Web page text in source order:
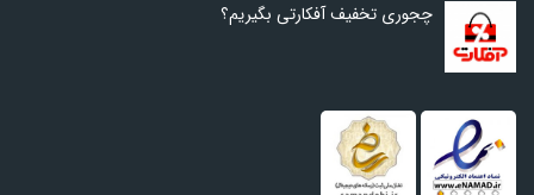
چجوری تخفیف آفکارتی بگیریم؟